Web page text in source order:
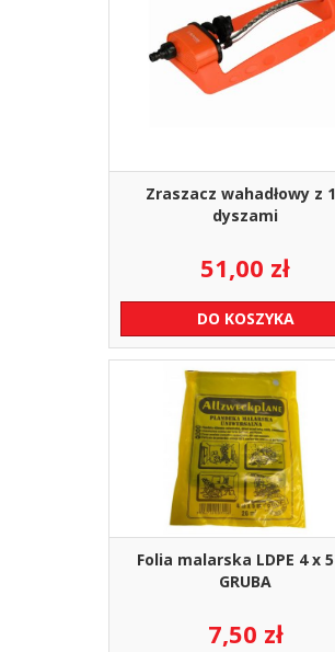
Zraszacz wahadłowy z
dyszami
51,00 zł
DO KOSZYKA
Folia malarska LDPE 4 x
GRUBA
7,50 zł